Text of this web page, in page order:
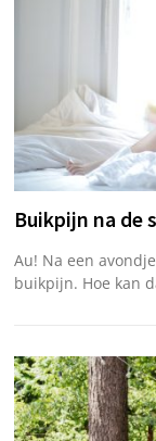
Buikpijn na de
Au! Na een
buikpijn. Hoe kan